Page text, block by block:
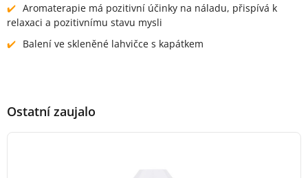
Aromaterapie má pozitivní účinky na náladu, přispívá k
relaxaci a pozitivnímu stavu mysli
Balení ve skleněné lahvičce s kapátkem
Ostatní zaujalo